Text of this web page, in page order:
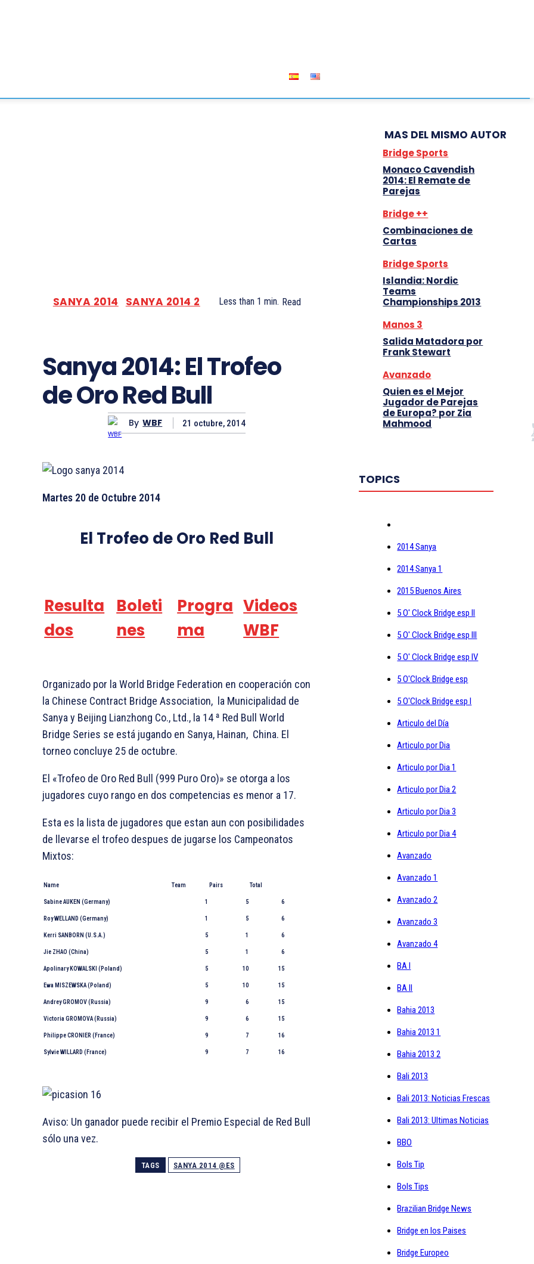
SANYA 2014 SANYA 2014 2 Less than 1 min. Read
Sanya 2014: El Trofeo
de Oro Red Bull
By WBF 21 octubre, 2014
Martes 20 de Octubre 2014
El Trofeo de Oro Red Bull
Resulta
dos
Boleti
nes
Progra
ma
Videos
WBF
Organizado por la World Bridge Federation en cooperación con
la Chinese Contract Bridge Association, la Municipalidad de
Sanya y Beijing Lianzhong Co., Ltd., la 14 ª Red Bull World
Bridge Series se está jugando en Sanya, Hainan, China. El
torneo concluye 25 de octubre.
El «Trofeo de Oro Red Bull (999 Puro Oro)» se otorga a los
jugadores cuyo rango en dos competencias es menor a 17.
Esta es la lista de jugadores que estan aun con posibilidades
de llevarse el trofeo despues de jugarse los Campeonatos
Mixtos:
Name Team Pairs Total
Sabine AUKEN (Germany) 1 5 6
Roy WELLAND (Germany) 1 5 6
Kerri SANBORN (U.S.A.) 5 1 6
Jie ZHAO (China) 5 1 6
Apolinary KOWALSKI (Poland) 5 10 15
Ewa MISZEWSKA (Poland) 5 10 15
Andrey GROMOV (Russia) 9 6 15
Victoria GROMOVA (Russia) 9 6 15
Philippe CRONIER (France) 9 7 16
Sylvie WILLARD (France) 9 7 16
Aviso: Un ganador puede recibir el Premio Especial de Red Bull
sólo una vez.
TAGS SANYA 2014 @ES
MAS DEL MISMO AUTOR
Bridge Sports
Monaco Cavendish
2014: El Remate de
Parejas
Bridge ++
Combinaciones de
Cartas
Bridge Sports
Islandia: Nordic
Teams
Championships 2013
Manos 3
Salida Matadora por
Frank Stewart
Avanzado
Quien es el Mejor
Jugador de Parejas
de Europa? por Zia
Mahmood
TOPICS
2014 Sanya
2014 Sanya 1
2015 Buenos Aires
5 O' Clock Bridge esp II
5 O' Clock Bridge esp III
5 O' Clock Bridge esp IV
5 O'Clock Bridge esp
5 O'Clock Bridge esp I
Articulo del Día
Articulo por Dia
Articulo por Dia 1
Articulo por Dia 2
Articulo por Dia 3
Articulo por Dia 4
Avanzado
Avanzado 1
Avanzado 2
Avanzado 3
Avanzado 4
BA I
BA II
Bahia 2013
Bahia 2013 1
Bahia 2013 2
Bali 2013
Bali 2013: Noticias Frescas
Bali 2013: Ultimas Noticias
BBO
Bols Tip
Bols Tips
Brazilian Bridge News
Bridge en los Paises
Bridge Europeo